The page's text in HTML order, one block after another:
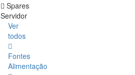
Spares
Servidor
Ver
todos
Fontes
Alimentação